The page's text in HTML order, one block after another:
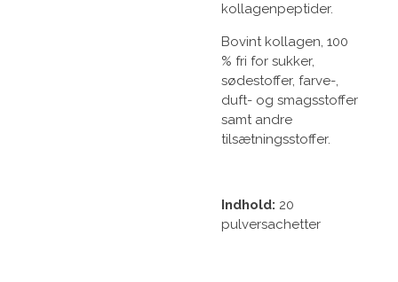
kollagenpeptider.
Bovint kollagen, 100
% fri for sukker,
sødestoffer, farve-,
duft- og smagsstoffer
samt andre
tilsætningsstoffer.
Indhold: 20
pulversachetter